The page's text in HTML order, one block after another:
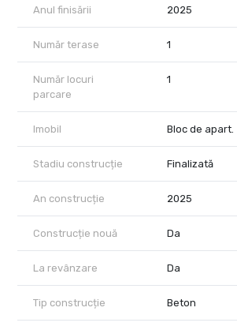
Anul finisării 2025
Număr terase 1
Număr locuri
parcare
1
Imobil Bloc de apart.
Stadiu construcție Finalizată
An construcție 2025
Construcție nouă Da
La revânzare Da
Tip construcție Beton